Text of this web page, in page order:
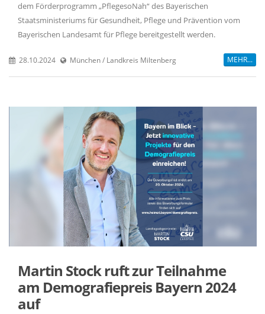
dem Förderprogramm „PflegesoNah“ des Bayerischen
Staatsministeriums für Gesundheit, Pflege und Prävention vom
Bayerischen Landesamt für Pflege bereitgestellt werden.
28.10.2024 München / Landkreis Miltenberg MEHR...
Martin Stock ruft zur Teilnahme
am Demografiepreis Bayern 2024
auf